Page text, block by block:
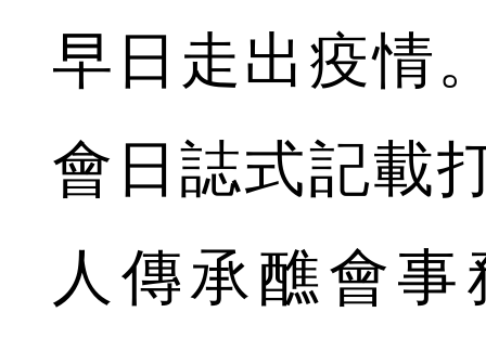
早日走出疫情
會日誌式記載
人傳承醮會